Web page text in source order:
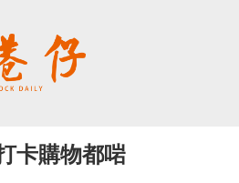
卡購物都啱